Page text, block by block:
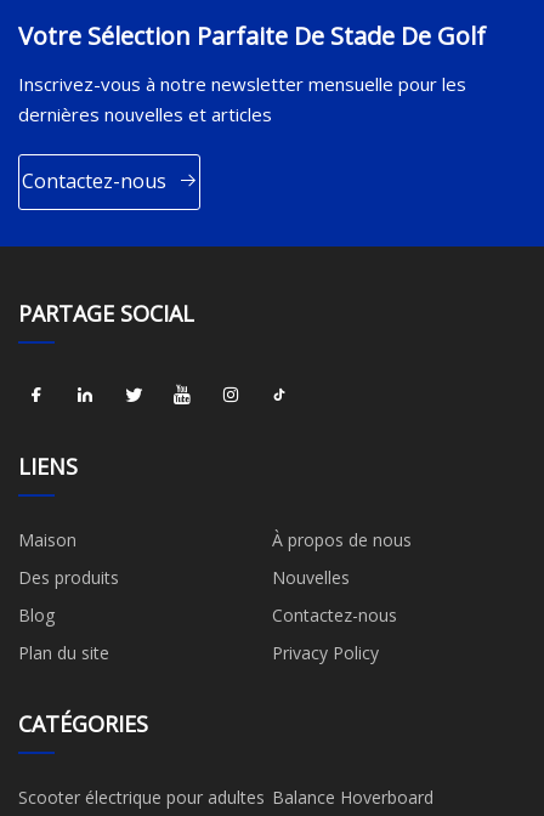
Votre Sélection Parfaite De Stade De Golf
Inscrivez-vous à notre newsletter mensuelle pour les
dernières nouvelles et articles
Contactez-nous
PARTAGE SOCIAL
LIENS
Maison
À propos de nous
Des produits
Nouvelles
Blog
Contactez-nous
Plan du site
Privacy Policy
CATÉGORIES
Scooter électrique pour adultes Balance Hoverboard